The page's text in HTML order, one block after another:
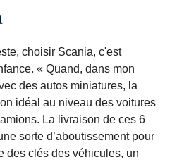
choisir Scania, c'est
« Quand, dans mon
des autos miniatures, la
idéal au niveau des voitures
La livraison de ces 6
sorte d’aboutissement pour
des clés des véhicules, un